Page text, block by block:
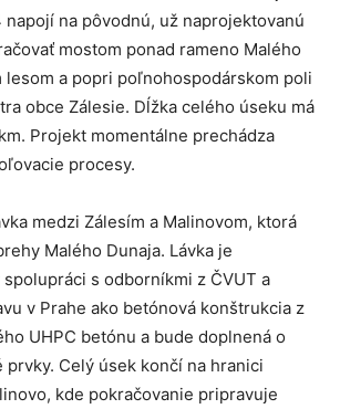
napojí na pôvodnú, už naprojektovanú
mostom ponad rameno Malého
lesom a popri poľnohospodárskom poli
obce Zálesie. Dĺžka celého úseku má
Projekt momentálne prechádza
procesy.
medzi Zálesím a Malinovom, ktorá
Malého Dunaja. Lávka je
s odborníkmi z ČVUT a
v Prahe ako betónová konštrukcia z
UHPC betónu a bude doplnená o
Celý úsek končí na hranici
kde pokračovanie pripravuje